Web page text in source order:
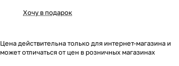
Хочу в подарок
Цена действительна только для интернет-магазина и
может отличаться от цен в розничных магазинах